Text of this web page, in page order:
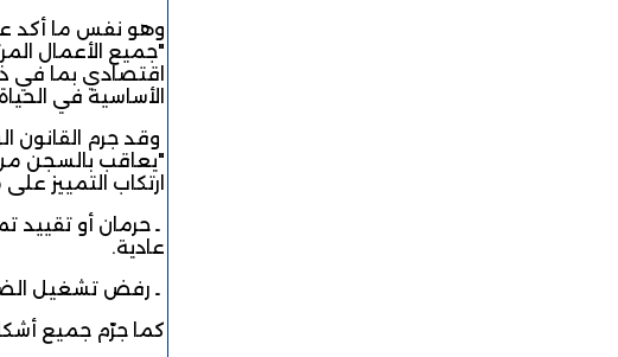
وهو نفس ما أكد
"جميع الأعمال
اقتصادي بما في
الأساسية في
"يعاقب بالسجن
ارتكاب التمييز
ـ حرمان أو
عادية.
ـ رفض تشغيل
كما جرّم جميع